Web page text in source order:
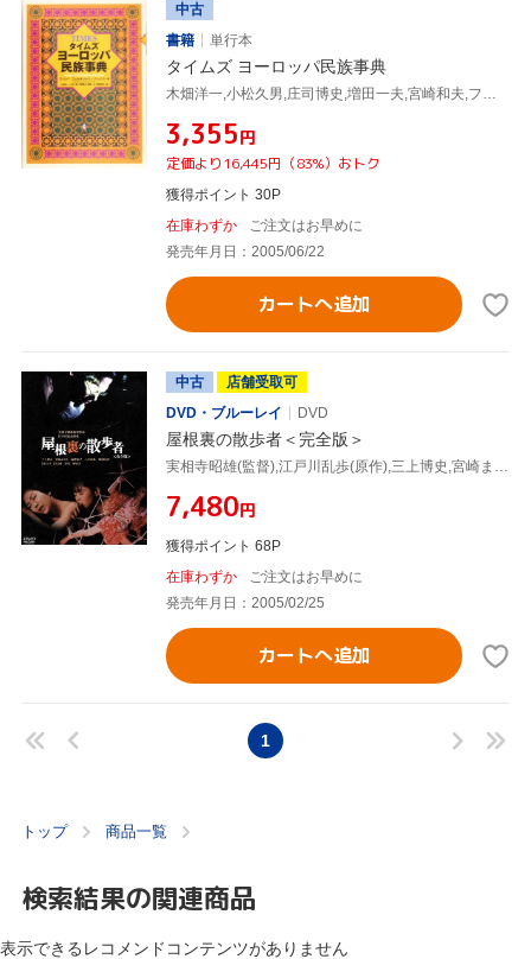
中古
書籍
単行本
タイムズ ヨーロッパ民族事典
木畑洋一,小松久男,庄司博史,増田一夫,宮崎和夫,フェリペフェルナンデス=アルメスト
¥3,355円
定価より16,445円（83%）おトク
獲得ポイント 30P
在庫わずか
ご注文はお早めに
発売年月日：2005/06/22
カートへ追加
中古
店舗受取可
DVD・ブルーレイ
DVD
屋根裏の散歩者＜完全版＞
実相寺昭雄(監督),江戸川乱歩(原作),三上博史,宮崎ますみ,加賀恵子,嶋田久作
¥7,480円
獲得ポイント 68P
在庫わずか
ご注文はお早めに
発売年月日：2005/02/25
カートへ追加
1
トップ 商品一覧
検索結果の関連商品
表示できるレコメンドコンテンツがありません